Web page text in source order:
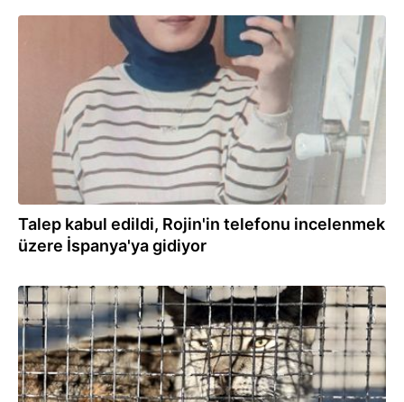
Talep kabul edildi, Rojin'in telefonu incelenmek
üzere İspanya'ya gidiyor
18.11.2025